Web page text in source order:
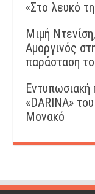
«Στο λευκό
Μιμή
Αμοργινός
παράσταση
Εντυπωσιακή
«DARINA»
Μονακό